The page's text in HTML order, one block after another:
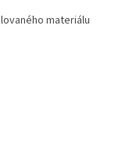
materiálu